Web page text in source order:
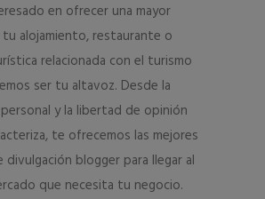
en ofrecer una mayor
alojamiento, restaurante o
relacionada con el turismo
ser tu altavoz. Desde la
y la libertad de opinión
te ofrecemos las mejores
divulgación blogger para llegar al
que necesita tu negocio.